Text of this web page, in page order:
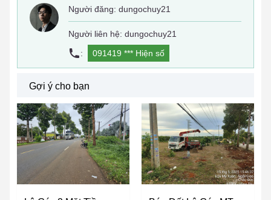
Người đăng: dungochuy21
Người liên hệ: dungochuy21
:
091419 *** Hiện số
Gợi ý cho bạn